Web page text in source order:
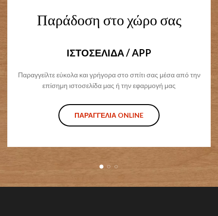
Παράδοση στο χώρο σας
ΙΣΤΟΣΕΛΙΔΑ / APP
Παραγγείλτε εύκολα και γρήγορα στο σπίτι σας μέσα από την
επίσημη ιστοσελίδα μας ή την εφαρμογή μας
ΠΑΡΑΓΓΕΛΙΑ ONLINE